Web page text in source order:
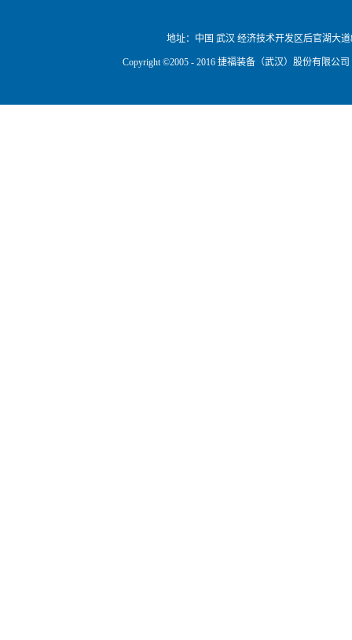
Copyright ©2005 - 2016 捷福装备（武汉）股份有限公司
地址： 中国 武汉 经济技术开发区后官湖大